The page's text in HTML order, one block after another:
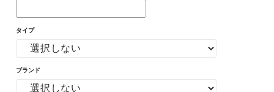
タイプ
ブランド